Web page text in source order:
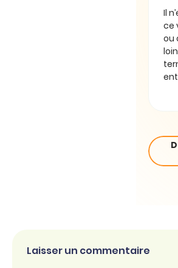
Il
ce
ou
Laisser un commentaire